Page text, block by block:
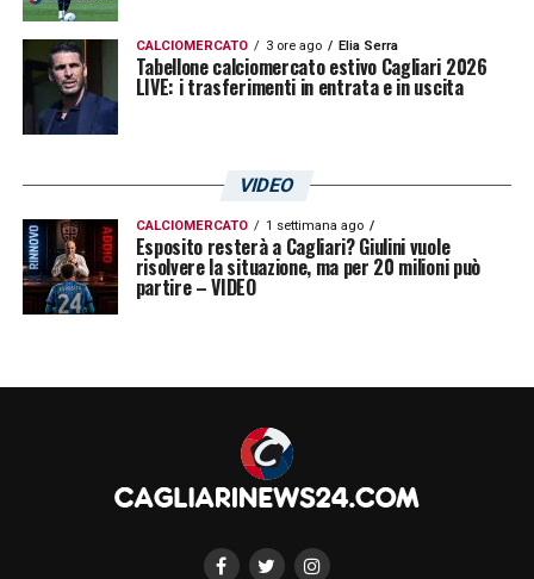
CALCIOMERCATO 3 ore ago Elia Serra
Tabellone calciomercato estivo Cagliari 2026
LIVE: i trasferimenti in entrata e in uscita
VIDEO
CALCIOMERCATO 1 settimana ago
Esposito resterà a Cagliari? Giulini vuole
risolvere la situazione, ma per 20 milioni può
partire – VIDEO